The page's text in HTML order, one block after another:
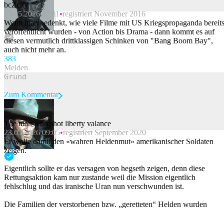
Beitrag melden
bcZcity
23.05.2026 07:11 registriert November 2016
Wenn man bedenkt, wie viele Filme mit US Kriegspropaganda bereits
veröffentlicht wurden - von Action bis Drama - dann kommt es auf
diesen vermutlich drittklassigen Schinken von "Bang Boom Bay",
auch nicht mehr an.
383
Melden
Beitrag melden
Zum Kommentar
The man who shot liberty valance
23.05.2026 09:05 registriert September 2020
Er wolle damit den «wahren Heldenmut» amerikanischer Soldaten
zeigen.
Eigentlich sollte er das versagen von hegseth zeigen, denn diese
Rettungsaktion kam nur zustande weil die Mission eigentlich
fehlschlug und das iranische Uran nun verschwunden ist.
Die Familien der verstorbenen bzw. „geretteten“ Helden wurden